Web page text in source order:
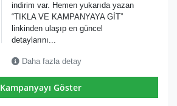
indirim var. Hemen yukarıda yazan
“TIKLA VE KAMPANYAYA GİT”
linkinden ulaşıp en güncel
detaylarını...
Daha fazla detay
Kampanyayı Göster